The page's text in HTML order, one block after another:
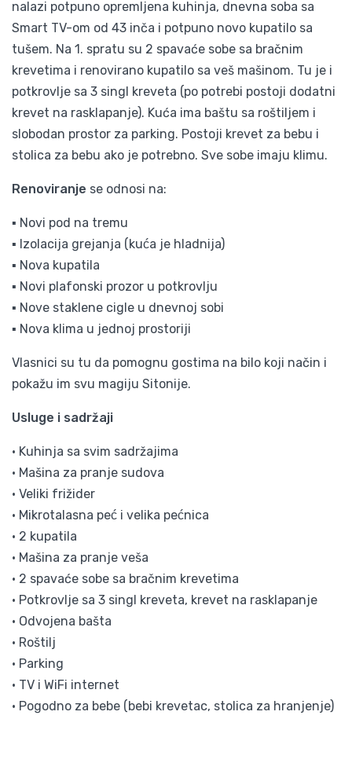
nalazi potpuno opremljena kuhinja, dnevna soba sa
Smart TV-om od 43 inča i potpuno novo kupatilo sa
tušem. Na 1. spratu su 2 spavaće sobe sa bračnim
krevetima i renovirano kupatilo sa veš mašinom. Tu je i
potkrovlje sa 3 singl kreveta (po potrebi postoji dodatni
krevet na rasklapanje). Kuća ima baštu sa roštiljem i
slobodan prostor za parking. Postoji krevet za bebu i
stolica za bebu ako je potrebno. Sve sobe imaju klimu.
Renoviranje se odnosi na:
▪ Novi pod na tremu
▪ Izolacija grejanja (kuća je hladnija)
▪ Nova kupatila
▪ Novi plafonski prozor u potkrovlju
▪ Nove staklene cigle u dnevnoj sobi
▪ Nova klima u jednoj prostoriji
Vlasnici su tu da pomognu gostima na bilo koji način i
pokažu im svu magiju Sitonije.
Usluge i sadržaji
• Kuhinja sa svim sadržajima
• Mašina za pranje sudova
• Veliki frižider
• Mikrotalasna peć i velika pećnica
• 2 kupatila
• Mašina za pranje veša
• 2 spavaće sobe sa bračnim krevetima
• Potkrovlje sa 3 singl kreveta, krevet na rasklapanje
• Odvojena bašta
• Roštilj
• Parking
• TV i WiFi internet
• Pogodno za bebe (bebi krevetac, stolica za hranjenje)